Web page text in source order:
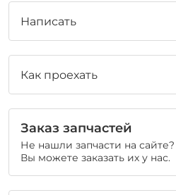
Написать
Как проехать
Заказ запчастей
Не нашли запчасти на сайте?
Вы можете заказать их у нас.